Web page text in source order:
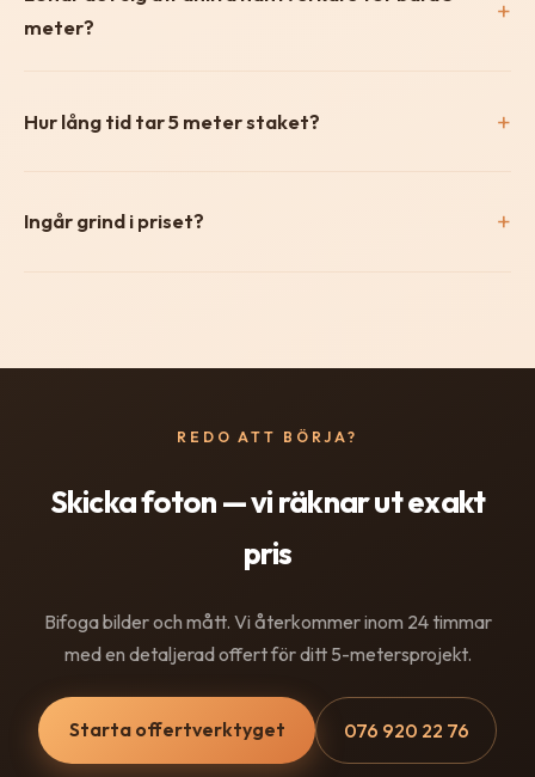
meter?
Hur lång tid tar 5 meter staket?
Ingår grind i priset?
REDO ATT BÖRJA?
Skicka foton — vi räknar ut exakt
pris
Bifoga bilder och mått. Vi återkommer inom 24 timmar
med en detaljerad offert för ditt 5-metersprojekt.
Starta offertverktyget 076 920 22 76